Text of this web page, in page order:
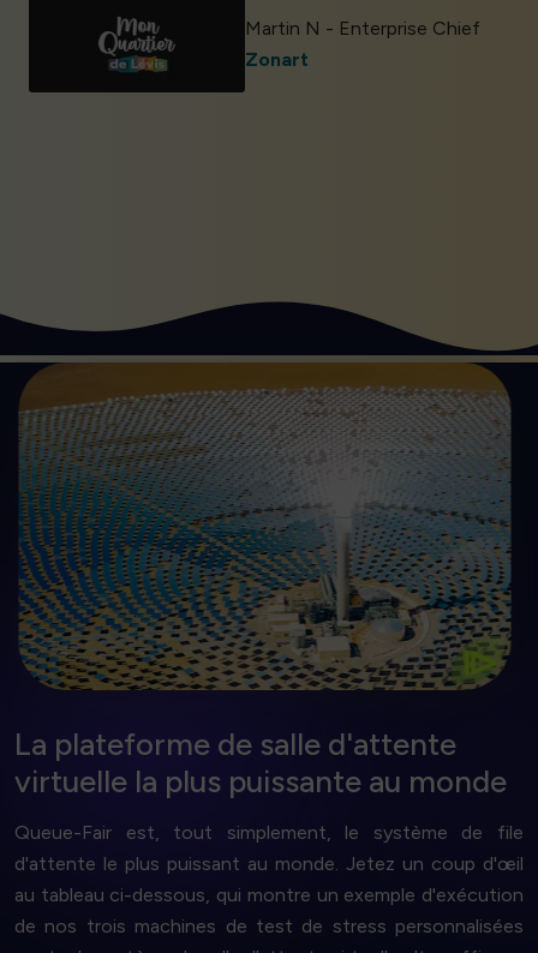
Martin N - Enterprise Chief
Zonart
⧐
Efficace et écologique
Le bon type d'énergie. Réduisez les émissions et
les coûts des serveurs gaspillés grâce à notre
solution d'économie d'énergie.
Commencez
La plateforme de salle d'attente
virtuelle la plus puissante au monde
Queue-Fair est, tout simplement, le système de file
d'attente le plus puissant au monde. Jetez un coup d'œil
au tableau ci-dessous, qui montre un exemple d'exécution
de nos trois machines de test de stress personnalisées